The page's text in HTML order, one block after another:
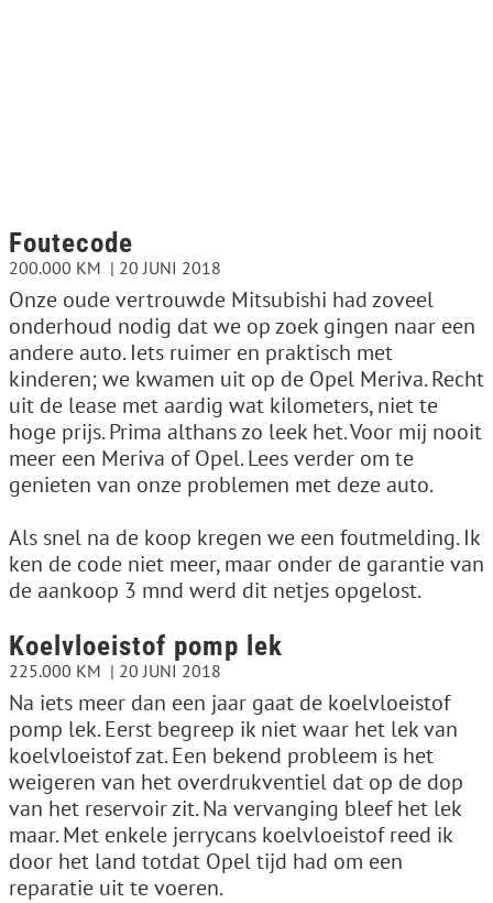
Foutecode
200.000 KM 20 JUNI 2018
Onze oude vertrouwde Mitsubishi had zoveel
onderhoud nodig dat we op zoek gingen naar een
andere auto. Iets ruimer en praktisch met
kinderen; we kwamen uit op de Opel Meriva. Recht
uit de lease met aardig wat kilometers, niet te
hoge prijs. Prima althans zo leek het. Voor mij nooit
meer een Meriva of Opel. Lees verder om te
genieten van onze problemen met deze auto.
Als snel na de koop kregen we een foutmelding. Ik
ken de code niet meer, maar onder de garantie van
de aankoop 3 mnd werd dit netjes opgelost.
Koelvloeistof pomp lek
225.000 KM 20 JUNI 2018
Na iets meer dan een jaar gaat de koelvloeistof
pomp lek. Eerst begreep ik niet waar het lek van
koelvloeistof zat. Een bekend probleem is het
weigeren van het overdrukventiel dat op de dop
van het reservoir zit. Na vervanging bleef het lek
maar. Met enkele jerrycans koelvloeistof reed ik
door het land totdat Opel tijd had om een
reparatie uit te voeren.